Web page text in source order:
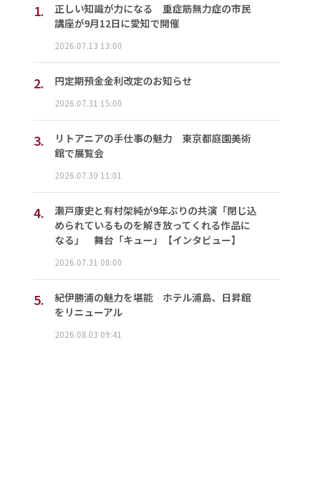
1.
正しい知識が力になる 重症筋無力症の市民
講座が9月12日に愛知で開催
2026.07.13 13:00
2. 円定期預金金利改定のお知らせ
2026.07.31 15:00
3.
リトアニアの手仕事の魅力 東京都庭園美術
館で展覧会
2026.07.30 11:01
4.
瀬戸康史と有村架純が9年ぶりの共演「閉じ込
められているものを解き放ってくれる作品に
なる」 舞台「キュー」【インタビュー】
2026.07.31 08:00
5.
紀伊勝浦の魅力を堪能 ホテル浦島、日昇館
をリニューアル
2026.08.03 09:41